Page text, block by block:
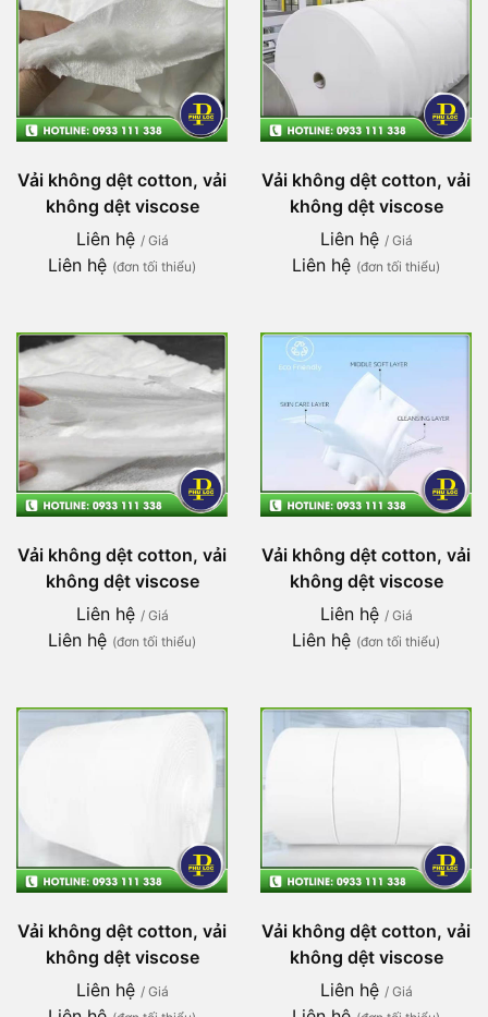
Vải không dệt cotton, vải
không dệt viscose
Liên hệ / Giá
Liên hệ (đơn tối thiểu)
Vải không dệt cotton, vải
không dệt viscose
Liên hệ / Giá
Liên hệ (đơn tối thiểu)
Vải không dệt cotton, vải
không dệt viscose
Liên hệ / Giá
Liên hệ (đơn tối thiểu)
Vải không dệt cotton, vải
không dệt viscose
Liên hệ / Giá
Liên hệ (đơn tối thiểu)
Vải không dệt cotton, vải
không dệt viscose
Liên hệ / Giá
Vải không dệt cotton, vải
không dệt viscose
Liên hệ / Giá